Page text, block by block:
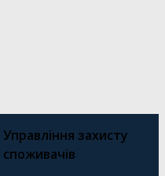
Управління захисту
споживачів